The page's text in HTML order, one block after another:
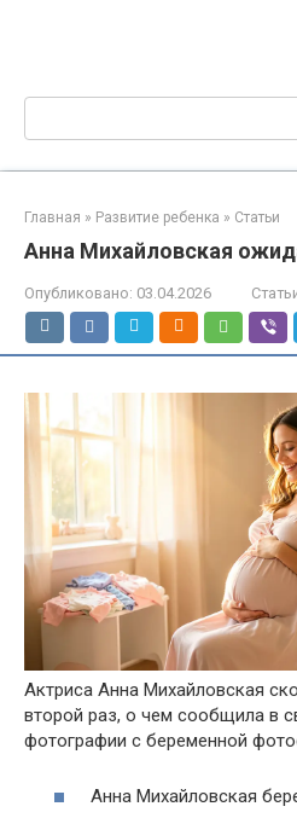
Поиск:
Главная » Развитие ребенка » Статьи
Анна Михайловская
Опубликовано: 03.04.2026
Актриса Анна Михайловская
второй раз, о чем сообщила в
фотографии с беременной
Анна Михайловская